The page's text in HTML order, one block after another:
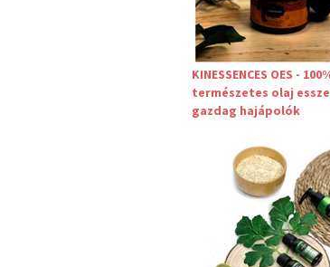
KINESSENCES OES -
természetes olaj
gazdag hajápolók